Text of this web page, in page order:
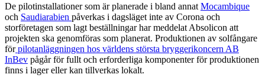
De pilotinstallationer som är planerade i bland annat Mocambique
och Saudiarabien påverkas i dagsläget inte av Corona och
storföretagen som lagt beställningar har meddelat Absolicon att
projekten ska genomföras som planerat. Produktionen av solfångare
förpilotanläggningen hos världens största bryggerikoncern AB
InBev pågår för fullt och erforderliga komponenter för produktionen
finns i lager eller kan tillverkas lokalt.